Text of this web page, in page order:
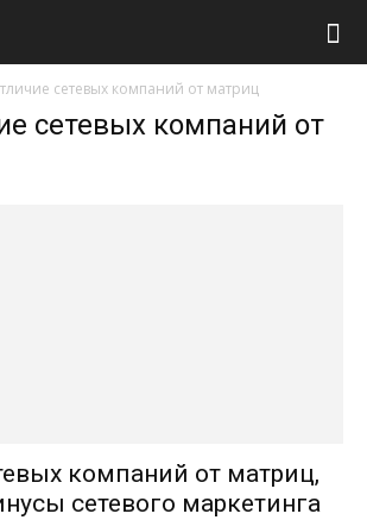
сетевых компаний от матриц
сетевых компаний от
компаний от матриц,
сетевого маркетинга